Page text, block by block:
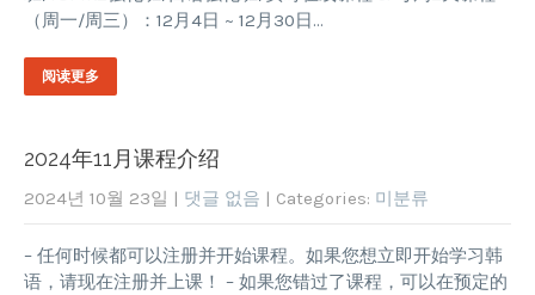
（周一/周三）：12月4日 ~ 12月30日…
阅读更多
2024年11月课程介绍
2024년 10월 23일 | 댓글 없음 | Categories: 미분류
– 任何时候都可以注册并开始课程。如果您想立即开始学习韩
语，请现在注册并上课！ – 如果您错过了课程，可以在预定的